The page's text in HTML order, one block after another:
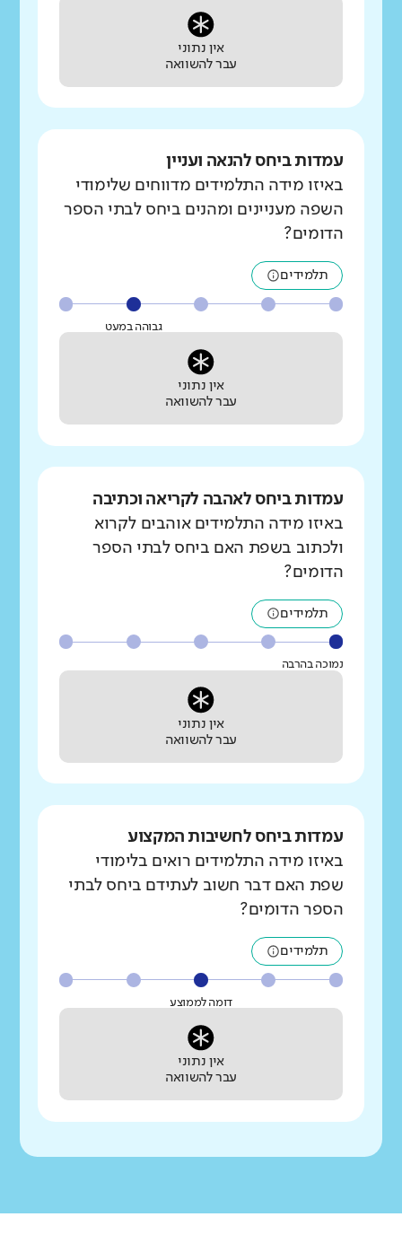
אין נתוני
עבר להשוואה
עמדות ביחס להנאה ועניין
באיזו מידה התלמידים מדווחים שלימודי
השפה מעניינים ומהנים ביחס לבתי הספר
הדומים?
תלמידים
גבוהה במעט
אין נתוני
עבר להשוואה
עמדות ביחס לאהבה לקריאה וכתיבה
באיזו מידה התלמידים אוהבים לקרוא
ולכתוב בשפת האם ביחס לבתי הספר
הדומים?
תלמידים
נמוכה בהרבה
אין נתוני
עבר להשוואה
עמדות ביחס לחשיבות המקצוע
באיזו מידה התלמידים רואים בלימודי
שפת האם דבר חשוב לעתידם ביחס לבתי
הספר הדומים?
תלמידים
דומה לממוצע
אין נתוני
עבר להשוואה